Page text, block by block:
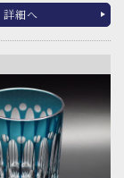
詳細へ